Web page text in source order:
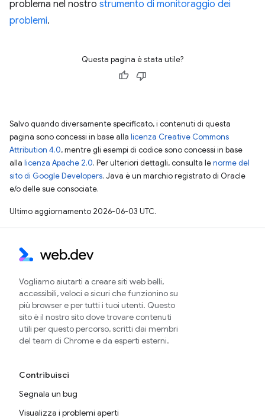
problema nel nostro strumento di monitoraggio dei
problemi.
Questa pagina è stata utile?
Salvo quando diversamente specificato, i contenuti di questa
pagina sono concessi in base alla licenza Creative Commons
Attribution 4.0, mentre gli esempi di codice sono concessi in base
alla licenza Apache 2.0. Per ulteriori dettagli, consulta lenorme del
sito di Google Developers. Java è un marchio registrato di Oracle
e/o delle sue consociate.
Ultimo aggiornamento 2026-06-03 UTC.
Vogliamo aiutarti a creare siti web belli,
accessibili, veloci e sicuri che funzionino su
più browser e per tutti i tuoi utenti. Questo
sito è il nostro sito dove trovare contenuti
utili per questo percorso, scritti dai membri
del team di Chrome e da esperti esterni.
Contribuisci
Segnala un bug
Visualizza i problemi aperti